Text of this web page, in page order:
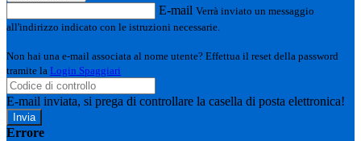
E-mail Verrà inviato un messaggio
all'indirizzo indicato con le istruzioni necessarie.
Non hai una e-mail associata al nome utente? Effettua il reset della password
tramite la Login Spaggiari
E-mail inviata, si prega di controllare la casella di posta elettronica!
Errore